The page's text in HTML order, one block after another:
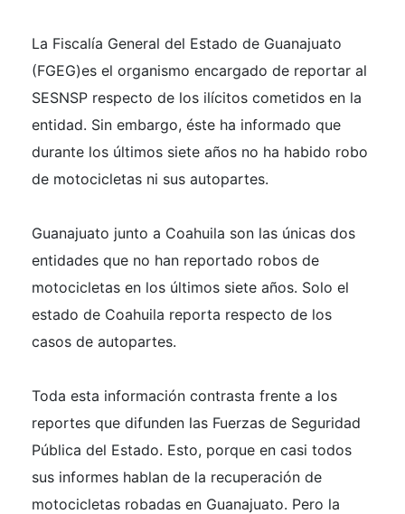
La Fiscalía General del Estado de Guanajuato
(FGEG)es el organismo encargado de reportar al
SESNSP respecto de los ilícitos cometidos en la
entidad. Sin embargo, éste ha informado que
durante los últimos siete años no ha habido robo
de motocicletas ni sus autopartes.
Guanajuato junto a Coahuila son las únicas dos
entidades que no han reportado robos de
motocicletas en los últimos siete años. Solo el
estado de Coahuila reporta respecto de los
casos de autopartes.
Toda esta información contrasta frente a los
reportes que difunden las Fuerzas de Seguridad
Pública del Estado. Esto, porque en casi todos
sus informes hablan de la recuperación de
motocicletas robadas en Guanajuato. Pero la